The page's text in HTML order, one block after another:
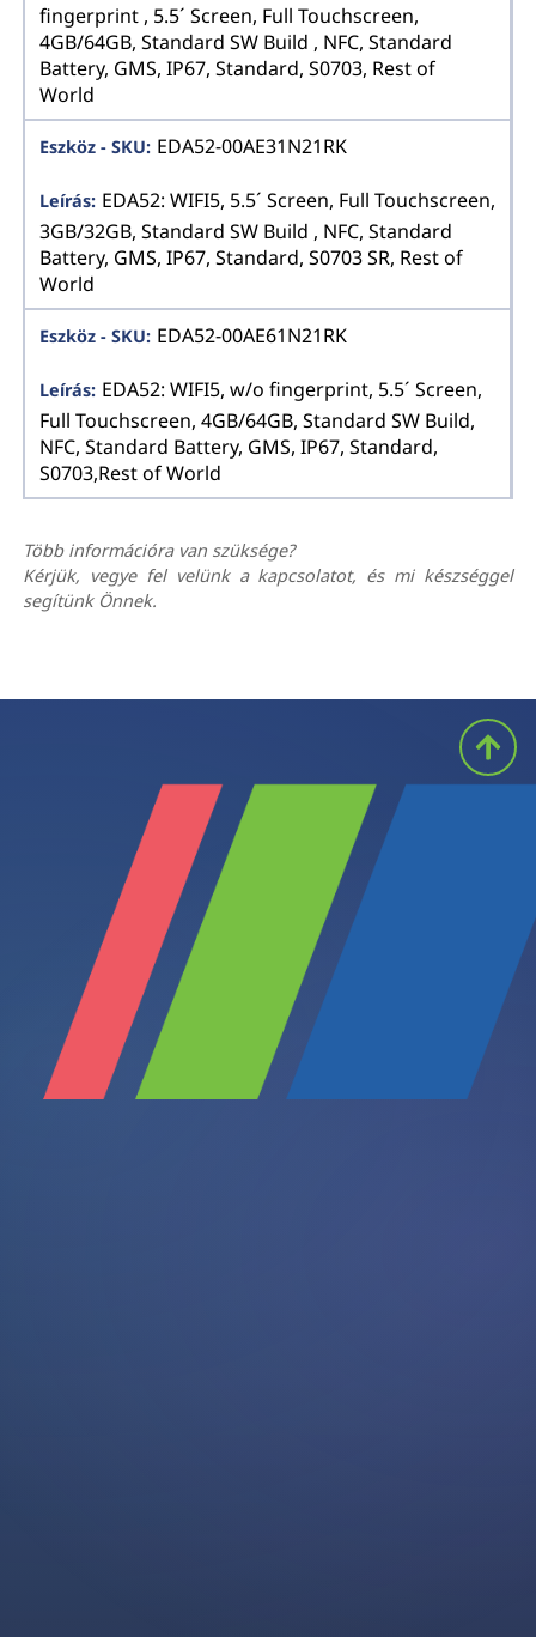
fingerprint , 5.5´ Screen, Full Touchscreen,
4GB/64GB, Standard SW Build , NFC, Standard
Battery, GMS, IP67, Standard, S0703, Rest of
World
EDA52-00AE31N21RK
EDA52: WIFI5, 5.5´ Screen, Full Touchscreen,
3GB/32GB, Standard SW Build , NFC, Standard
Battery, GMS, IP67, Standard, S0703 SR, Rest of
World
EDA52-00AE61N21RK
EDA52: WIFI5, w/o fingerprint, 5.5´ Screen,
Full Touchscreen, 4GB/64GB, Standard SW Build,
NFC, Standard Battery, GMS, IP67, Standard,
S0703,Rest of World
Több információra van szüksége?
Kérjük, vegye fel velünk a kapcsolatot, és mi készséggel
segítünk Önnek.